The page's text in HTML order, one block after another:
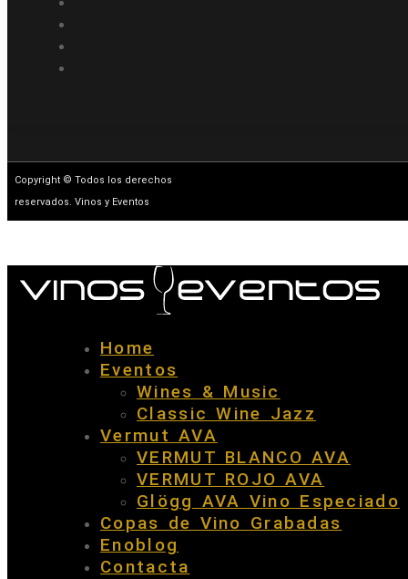
Copyright © Todos los derechos
reservados. Vinos y Eventos
Home
Eventos
Wines & Music
Classic Wine Jazz
Vermut AVA
VERMUT BLANCO AVA
VERMUT ROJO AVA
Glögg AVA Vino Especiado
Copas de Vino Grabadas
Enoblog
Contacta